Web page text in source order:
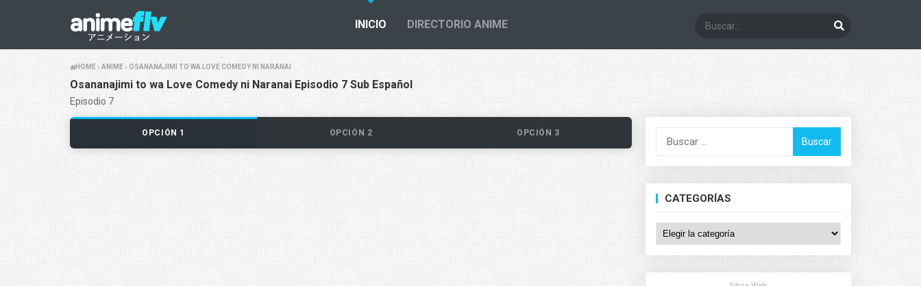
INICIO DIRECTORIO ANIME
HOME ANIME OSANANAJIMI TO WA LOVE COMEDY NI NARANAI
Osananajimi to wa Love Comedy ni Naranai Episodio 7 Sub Español
Episodio 7
OPCIÓN 1 OPCIÓN 2 OPCIÓN 3 Buscar:
CATEGORÍAS
Categorías